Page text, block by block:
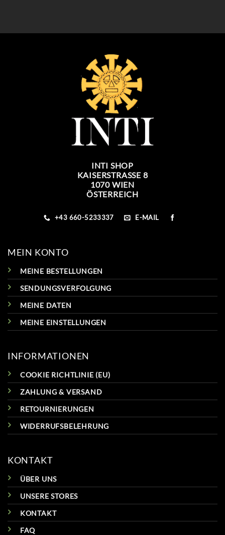
INTI SHOP
KAISERSTRASSE 8
1070 WIEN
ÖSTERREICH
+43 660-5233337 E-MAIL
MEIN KONTO
MEINE BESTELLUNGEN
SENDUNGSVERFOLGUNG
MEINE DATEN
MEINE EINSTELLUNGEN
INFORMATIONEN
COOKIE RICHTLINIE (EU)
ZAHLUNG & VERSAND
RETOURNIERUNGEN
WIDERRUFSBELEHRUNG
KONTAKT
ÜBER UNS
UNSERE STORES
KONTAKT
FAQ